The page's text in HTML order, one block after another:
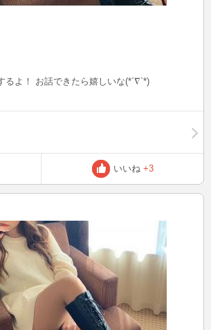
るよ！ お話できたら嬉しいな(*´∇`*)
いいね +3